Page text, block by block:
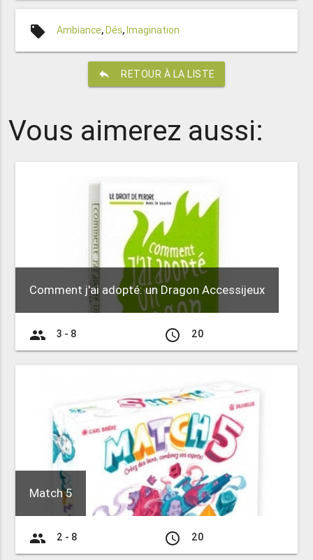
local_offer Ambiance,Dés,Imagination
reply RETOUR À LA LISTE
Vous aimerez aussi:
Comment j'ai adopté: un Dragon Accessijeux
group 3 - 8 access_time 20
Match 5
group 2 - 8 access_time 20